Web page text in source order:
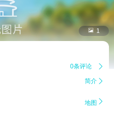
 1
0条评论 
简介 
地图 